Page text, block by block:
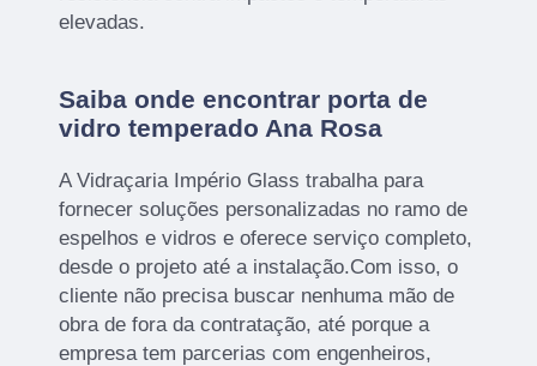
elevadas.
Saiba onde encontrar porta de
vidro temperado Ana Rosa
A Vidraçaria Império Glass trabalha para
fornecer soluções personalizadas no ramo de
espelhos e vidros e oferece serviço completo,
desde o projeto até a instalação.Com isso, o
cliente não precisa buscar nenhuma mão de
obra de fora da contratação, até porque a
empresa tem parcerias com engenheiros,